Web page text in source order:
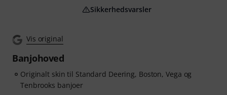
Vis original
Banjohoved
Originalt skin til Standard Deering, Boston, Vega og
Tenbrooks banjoer
Sikkerhedsvarsler